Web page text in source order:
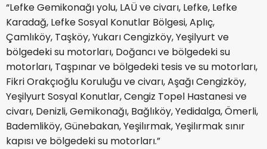
“Lefke Gemikonağı yolu, LAÜ ve civarı, Lefke, Lefke
Karadağ, Lefke Sosyal Konutlar Bölgesi, Aplıç,
Çamlıköy, Taşköy, Yukarı Cengizköy, Yeşilyurt ve
bölgedeki su motorları, Doğancı ve bölgedeki su
motorları, Taşpınar ve bölgedeki tesis ve su motorları,
Fikri Orakçıoğlu Koruluğu ve civarı, Aşağı Cengizköy,
Yeşilyurt Sosyal Konutlar, Cengiz Topel Hastanesi ve
civarı, Denizli, Gemikonağı, Bağlıköy, Yedidalga, Ömerli,
Bademliköy, Günebakan, Yeşilırmak, Yeşilırmak sınır
kapısı ve bölgedeki su motorları.”